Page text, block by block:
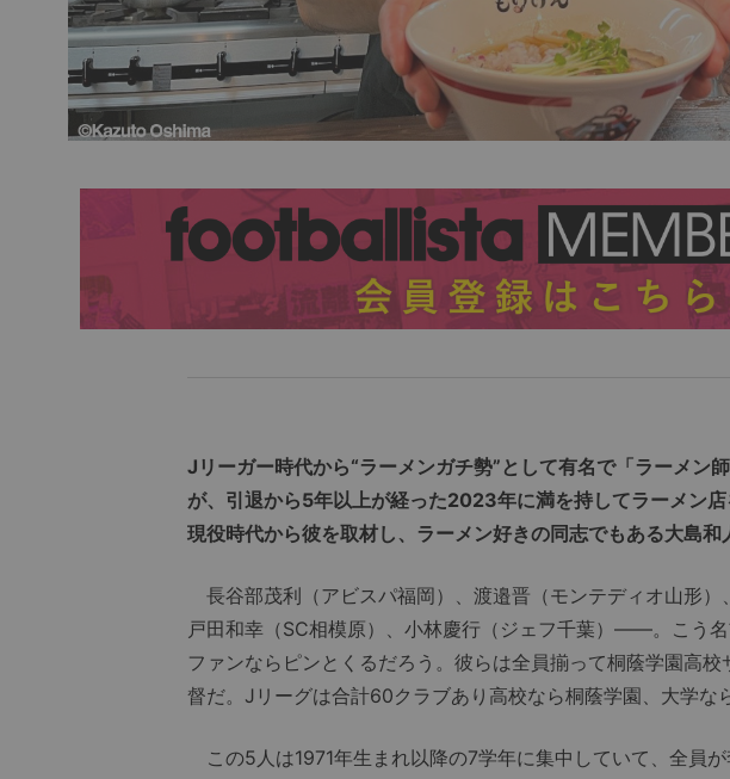
Jリーガー時代から“ラーメンガチ勢”として有名で「ラーメン
が、引退から5年以上が経った2023年に満を持してラーメン店
現役時代から彼を取材し、ラーメン好きの同志でもある大島和
長谷部茂利（アビスパ福岡）、渡邉晋（モンテディオ山形）
戸田和幸（SC相模原）、小林慶行（ジェフ千葉）――。こう
ファンならピンとくるだろう。彼らは全員揃って桐蔭学園高
督だ。Jリーグは合計60クラブあり高校なら桐蔭学園、大学な
この5人は1971年生まれ以降の7学年に集中していて、全員